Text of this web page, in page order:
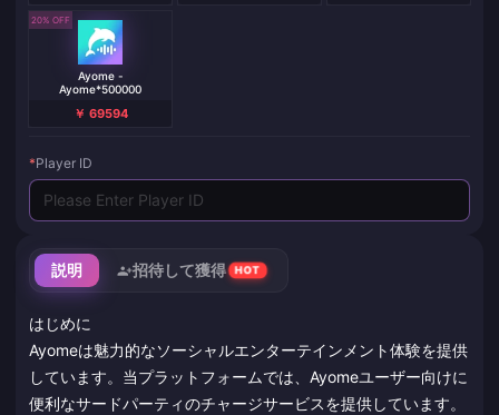
説明 招待して獲得 HOT
はじめに
Ayomeは魅力的なソーシャルエンターテインメント体験を提供
しています。当プラットフォームでは、Ayomeユーザー向けに
便利なサードパーティのチャージサービスを提供しています。
20% OFF
Ayome -
Ayome*500000
￥ 69594
*Player ID